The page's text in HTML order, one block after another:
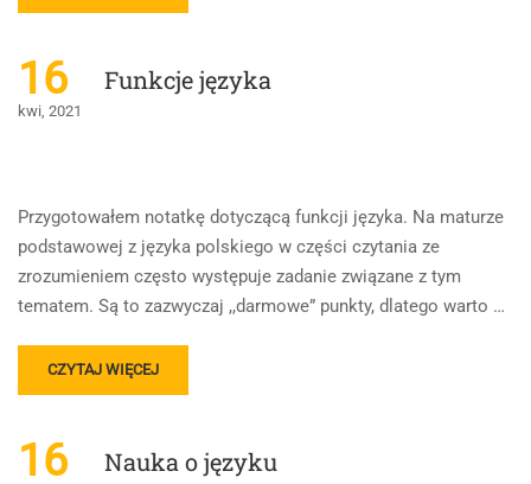
MORE
NAJWAŻNIEJSZE
ZAGADNIENIA
DO
16
kwi, 2021
Funkcje języka
Przygotowałem notatkę dotyczącą funkcji języka. Na maturze
podstawowej z języka polskiego w części czytania ze
zrozumieniem często występuje zadanie związane z tym
tematem. Są to zazwyczaj ,,darmowe” punkty, dlatego warto …
READ
MORE
FUNKCJE
JĘZYKA
CZYTAJ WIĘCEJ
16 Nauka o języku